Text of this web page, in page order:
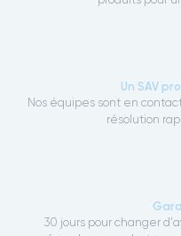
Un SAV
Nos équipes sont en
résolution
30 jours pour changer